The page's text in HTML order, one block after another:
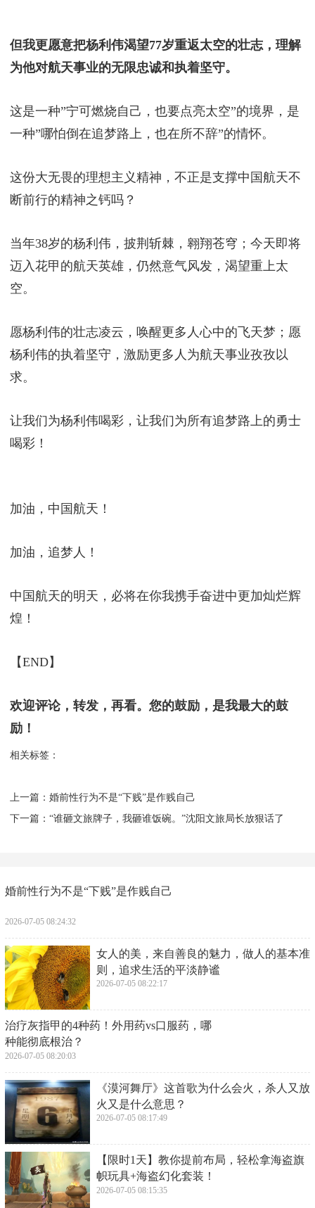
但我更愿意把杨利伟渴望77岁重返太空的壮志，理解
为他对航天事业的无限忠诚和执着坚守。
这是一种”宁可燃烧自己，也要点亮太空”的境界，是
一种”哪怕倒在追梦路上，也在所不辞”的情怀。
这份大无畏的理想主义精神，不正是支撑中国航天不
断前行的精神之钙吗？
当年38岁的杨利伟，披荆斩棘，翱翔苍穹；今天即将
迈入花甲的航天英雄，仍然意气风发，渴望重上太
空。
愿杨利伟的壮志凌云，唤醒更多人心中的飞天梦；愿
杨利伟的执着坚守，激励更多人为航天事业孜孜以
求。
让我们为杨利伟喝彩，让我们为所有追梦路上的勇士
喝彩！
中国航天的明天，必将在你我携手奋进中更加灿烂辉
煌！
【END】
相关标签：
上一篇：​婚前性行为不是“下贱”是作贱自己
下一篇：​“谁砸文旅牌子，我砸谁饭碗。”沈阳文旅局长放狠话了
​婚前性行为不是“下贱”是作贱自己
​女人的美，来自善良的魅力，做人的基本准
则，追求生活的平淡静谧
​治疗灰指甲的4种药！外用药vs口服药，哪
种能彻底根治？
2026-07-05 08:20:03